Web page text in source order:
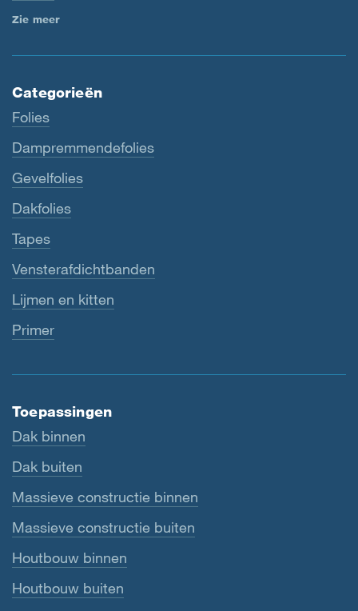
Zie meer
Categorieën
Folies
Dampremmendefolies
Gevelfolies
Dakfolies
Tapes
Vensterafdichtbanden
Lijmen en kitten
Primer
Toepassingen
Dak binnen
Dak buiten
Massieve constructie binnen
Massieve constructie buiten
Houtbouw binnen
Houtbouw buiten